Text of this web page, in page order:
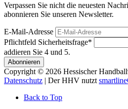
Verpassen Sie nicht die neuesten
abonnieren Sie unseren Newsletter.
E-Mail-Adresse
Pflichtfeld Sicherheitsfrage*
addieren Sie 4 und 5.
Abonnieren
Copyright © 2026 Hessischer
Datenschutz | Der HHV nutzt
Back to Top